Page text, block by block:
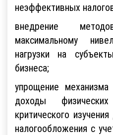
неэффективных
внедрение
максимальному
нагрузки на
бизнеса;
упрощение механизма
доходы
критического
налогообложения с